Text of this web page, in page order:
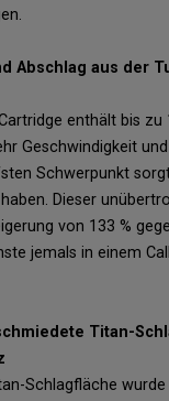
Abschlag aus der
enthält bis
Geschwindigkeit
Schwerpunkt
Dieser
von 133 %
jemals in einem
Titan-
Schlagfläche